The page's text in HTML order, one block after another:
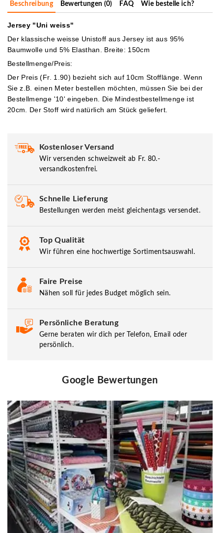
Beschreibung Bewertungen (0) FAQ Wie bestelle ich?
Jersey "Uni weiss"
Der klassische weisse Unistoff aus Jersey ist aus 95%
Baumwolle und 5% Elasthan. Breite: 150cm
Bestellmenge/Preis:
Der Preis (Fr. 1.90) bezieht sich auf 10cm Stofflänge. Wenn
Sie z.B. einen Meter bestellen möchten, müssen Sie bei der
Bestellmenge '10' eingeben. Die Mindestbestellmenge ist
20cm. Der Stoff wird natürlich am Stück geliefert.
Kostenloser Versand
Wir versenden schweizweit ab Fr. 80.-
versandkostenfrei.
Schnelle Lieferung
Bestellungen werden meist gleichentags versendet.
Top Qualität
Wir führen eine hochwertige Sortimentsauswahl.
Faire Preise
Nähen soll für jedes Budget möglich sein.
Persönliche Beratung
Gerne beraten wir dich per Telefon, Email oder
persönlich.
Google Bewertungen